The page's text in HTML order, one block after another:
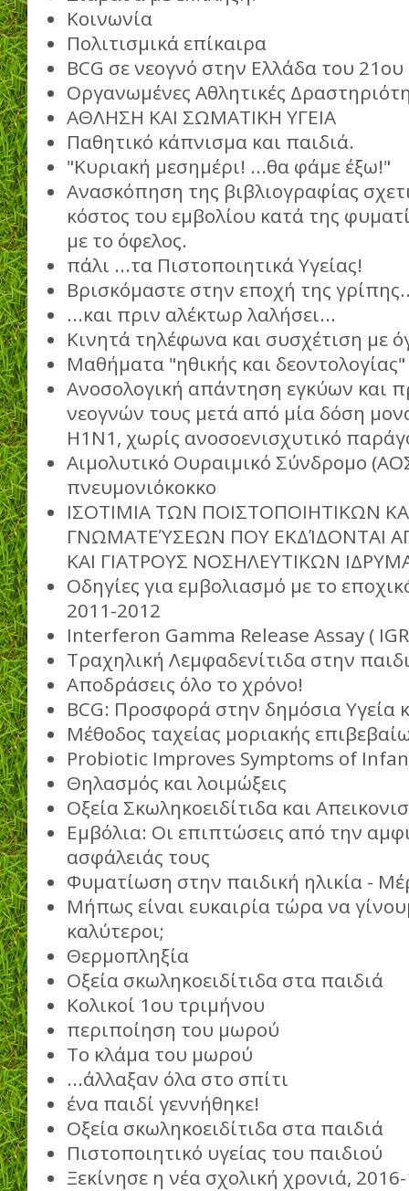
Κοινωνία
Πολιτισμικά επίκαιρα
BCG σε νεογνό στην Ελλάδα του
Οργανωμένες Αθλητικές
ΑΘΛΗΣΗ ΚΑΙ ΣΩΜΑΤΙΚΗ ΥΓΕΙΑ
Παθητικό κάπνισμα και παιδιά.
"Κυριακή μεσημέρι! ...θα φάμε έξω!"
Ανασκόπηση της βιβλιογραφίας
κόστος του εμβολίου κατά της
με το όφελος.
πάλι ...τα Πιστοποιητικά Υγείας!
Βρισκόμαστε στην εποχή της
...και πριν αλέκτωρ λαλήσει...
Κινητά τηλέφωνα και συσχέτιση με
Μαθήματα "ηθικής και δεοντολογίας"
Ανοσολογική απάντηση εγκύων και
νεογνών τους μετά από μία δόση
H1N1, χωρίς ανοσοενισχυτικό
Αιμολυτικό Ουραιμικό Σύνδρομο
πνευμονιόκοκκο
ΙΣΟΤΙΜΙΑ ΤΩΝ ΠΟΙΣΤΟΠΟΙΗΤΙΚΩΝ
ΓΝΩΜΑΤΕΎΣΕΩΝ ΠΟΥ ΕΚΔΊΔΟΝΤΑΙ
ΚΑΙ ΓΙΑΤΡΟΥΣ ΝΟΣΗΛΕΥΤΙΚΩΝ
Οδηγίες για εμβολιασμό με το
2011-2012
Interferon Gamma Release Assay (
Τραχηλική Λεμφαδενίτιδα στην
Αποδράσεις όλο το χρόνο!
BCG: Προσφορά στην δημόσια Υγεία
Μέθοδος ταχείας μοριακής
Probiotic Improves Symptoms of
Θηλασμός και λοιμώξεις
Οξεία Σκωληκοειδίτιδα και
Εμβόλια: Οι επιπτώσεις από την
ασφάλειάς τους
Φυματίωση στην παιδική ηλικία -
Μήπως είναι ευκαιρία τώρα να
καλύτεροι;
Θερμοπληξία
Οξεία σκωληκοειδίτιδα στα παιδιά
Κολικοί 1ου τριμήνου
περιποίηση του μωρού
Το κλάμα του μωρού
...άλλαξαν όλα στο σπίτι
ένα παιδί γεννήθηκε!
Οξεία σκωληκοειδίτιδα στα παιδιά
Πιστοποιητικό υγείας του παιδιού
Ξεκίνησε η νέα σχολική χρονιά,